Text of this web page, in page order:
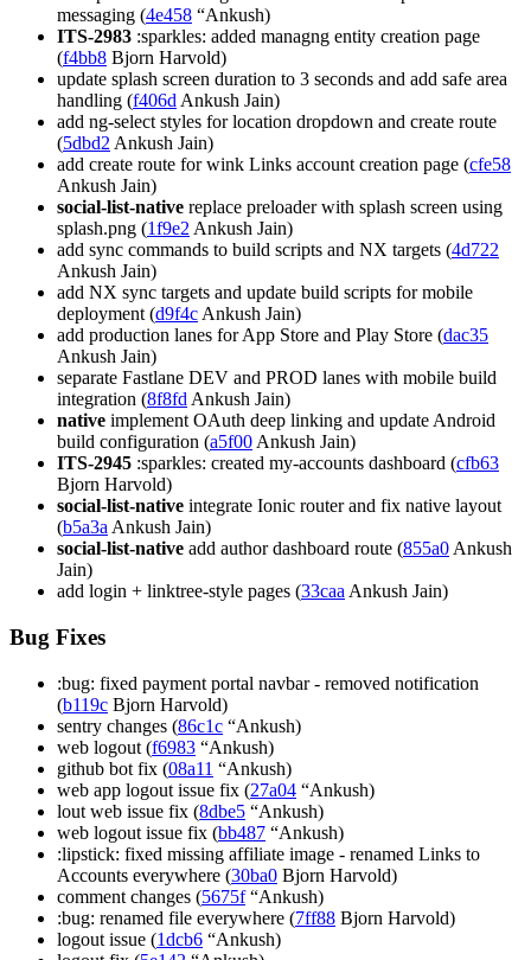
messaging (4e458 “Ankush)
ITS-2983 :sparkles: added managng entity creation page
(f4bb8 Bjorn Harvold)
update splash screen duration to 3 seconds and add safe area
handling (f406d Ankush Jain)
add ng-select styles for location dropdown and create route
(5dbd2 Ankush Jain)
add create route for wink Links account creation page (cfe58
Ankush Jain)
social-list-native replace preloader with splash screen using
splash.png (1f9e2 Ankush Jain)
add sync commands to build scripts and NX targets (4d722
Ankush Jain)
add NX sync targets and update build scripts for mobile
deployment (d9f4c Ankush Jain)
add production lanes for App Store and Play Store (dac35
Ankush Jain)
separate Fastlane DEV and PROD lanes with mobile build
integration (8f8fd Ankush Jain)
native implement OAuth deep linking and update Android
build configuration (a5f00 Ankush Jain)
ITS-2945 :sparkles: created my-accounts dashboard (cfb63
Bjorn Harvold)
social-list-native integrate Ionic router and fix native layout
(b5a3a Ankush Jain)
social-list-native add author dashboard route (855a0 Ankush
Jain)
add login + linktree-style pages (33caa Ankush Jain)
Bug Fixes
:bug: fixed payment portal navbar - removed notification
(b119c Bjorn Harvold)
sentry changes (86c1c “Ankush)
web logout (f6983 “Ankush)
github bot fix (08a11 “Ankush)
web app logout issue fix (27a04 “Ankush)
lout web issue fix (8dbe5 “Ankush)
web logout issue fix (bb487 “Ankush)
:lipstick: fixed missing affiliate image - renamed Links to
Accounts everywhere (30ba0 Bjorn Harvold)
comment changes (5675f“Ankush)
:bug: renamed file everywhere (7ff88 Bjorn Harvold)
logout issue (1dcb6 “Ankush)